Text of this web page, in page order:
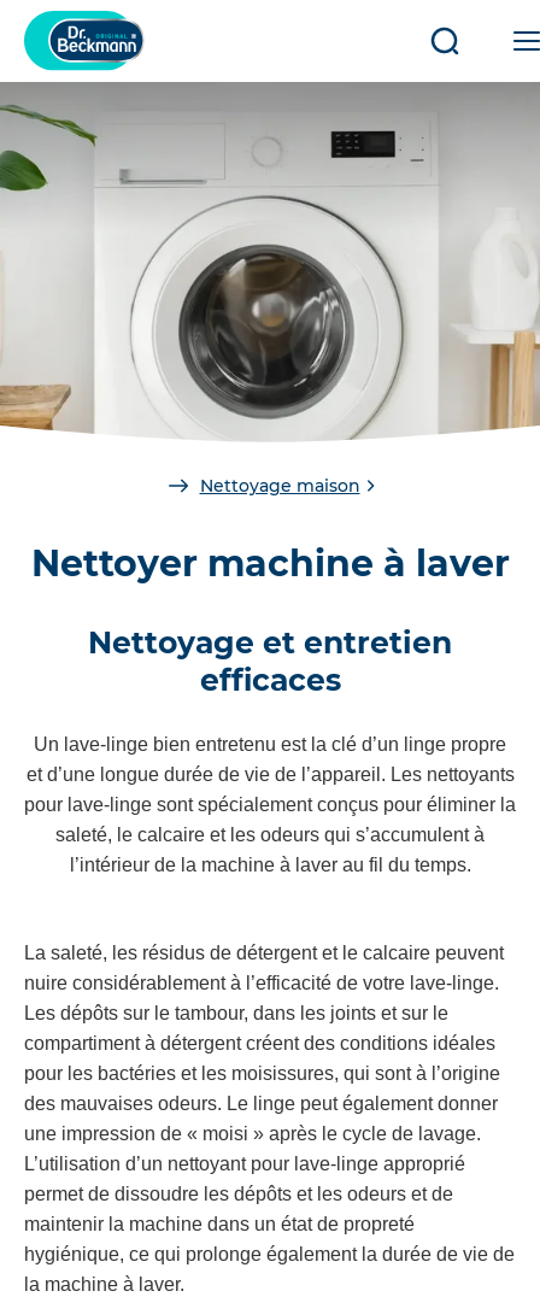
Ouvrir/
Nettoyage maison
Nettoyer machine à laver
Nettoyage et entretien
efficaces
Un lave-linge bien entretenu est la clé d’un linge propre
et d’une longue durée de vie de l’appareil. Les nettoyants
pour lave-linge sont spécialement conçus pour éliminer la
saleté, le calcaire et les odeurs qui s’accumulent à
l’intérieur de la machine à laver au fil du temps.
La saleté, les résidus de détergent et le calcaire peuvent
nuire considérablement à l’efficacité de votre lave-linge.
Les dépôts sur le tambour, dans les joints et sur le
compartiment à détergent créent des conditions idéales
pour les bactéries et les moisissures, qui sont à l’origine
des mauvaises odeurs. Le linge peut également donner
une impression de « moisi » après le cycle de lavage.
L’utilisation d’un nettoyant pour lave-linge approprié
permet de dissoudre les dépôts et les odeurs et de
maintenir la machine dans un état de propreté
hygiénique, ce qui prolonge également la durée de vie de
la machine à laver.